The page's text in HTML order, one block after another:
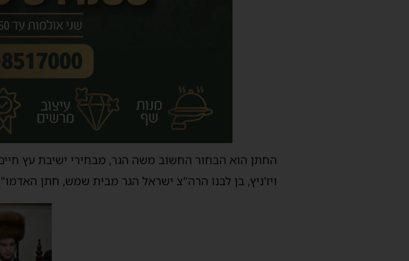
החתן הוא הבחור החשוב משה הגר, מבחירי ישיבת עץ
ויז'ניץ, בן לבנו הרה"צ ישראל הגר מבית שמש, חתן